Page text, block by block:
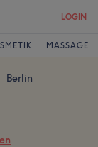
LOGIN
MASSAGE
Berlin